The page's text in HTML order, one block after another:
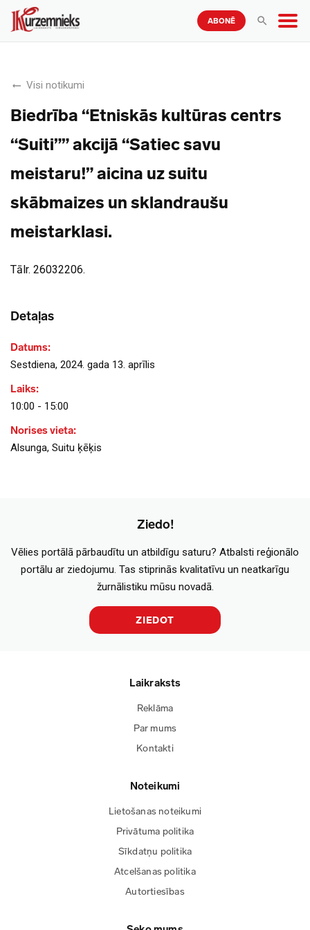
ABONĒ
Visi notikumi
Biedrība “Etniskās kultūras centrs
“Suiti”” akcijā “Satiec savu
meistaru!” aicina uz suitu
skābmaizes un sklandraušu
meistarklasi.
Tālr. 26032206.
Detaļas
Datums:
Sestdiena, 2024. gada 13. aprīlis
Laiks:
10:00 - 15:00
Norises vieta:
Alsunga, Suitu ķēķis
Ziedo!
Vēlies portālā pārbaudītu un atbildīgu saturu? Atbalsti reģionālo
portālu ar ziedojumu. Tas stiprinās kvalitatīvu un neatkarīgu
žurnālistiku mūsu novadā.
ZIEDOT
Laikraksts
Reklāma
Par mums
Kontakti
Noteikumi
Lietošanas noteikumi
Privātuma politika
Sīkdatņu politika
Atcelšanas politika
Autortiesības